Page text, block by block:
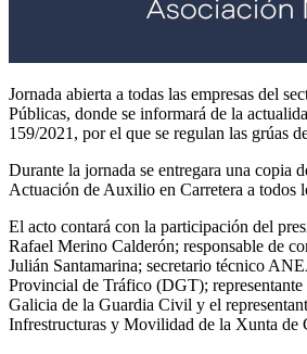
Jornada abierta a todas las empresas del
Públicas, donde se informará de la
159/2021, por el que se regulan las grúas
Durante la jornada se entregara una copia
Actuación de Auxilio en Carretera a todos
El acto contará con la participación del
Rafael Merino Calderón; responsable de
Julián Santamarina; secretario técnico
Provincial de Tráfico (DGT);
Galicia de la Guardia Civil y el
Infrestructuras y Movilidad de la Xunta de